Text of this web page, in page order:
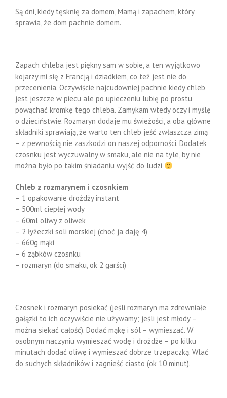
Są dni, kiedy tęsknię za domem, Mamą i zapachem, który
sprawia, że dom pachnie domem.
Zapach chleba jest piękny sam w sobie, a ten wyjątkowo
kojarzy mi się z Francją i dziadkiem, co też jest nie do
przecenienia. Oczywiście najcudowniej pachnie kiedy chleb
jest jeszcze w piecu ale po upieczeniu lubię po prostu
powąchać kromkę tego chleba. Zamykam wtedy oczy i myślę
o dzieciństwie. Rozmaryn dodaje mu świeżości, a oba główne
składniki sprawiają, że warto ten chleb jeść zwłaszcza zimą
– z pewnością nie zaszkodzi on naszej odporności. Dodatek
czosnku jest wyczuwalny w smaku, ale nie na tyle, by nie
można było po takim śniadaniu wyjść do ludzi
Chleb z rozmarynem i czosnkiem
– 1 opakowanie drożdży instant
– 500ml ciepłej wody
– 60ml oliwy z oliwek
– 2 łyżeczki soli morskiej (choć ja daję 4)
– 660g mąki
– 6 ząbków czosnku
– rozmaryn (do smaku, ok 2 garści)
Czosnek i rozmaryn posiekać (jeśli rozmaryn ma zdrewniałe
gałązki to ich oczywiście nie używamy; jeśli jest młody –
można siekać całość). Dodać mąkę i sól – wymieszać. W
osobnym naczyniu wymieszać wodę i drożdże – po kilku
minutach dodać oliwę i wymieszać dobrze trzepaczką. Wlać
do suchych składników i zagnieść ciasto (ok 10 minut).